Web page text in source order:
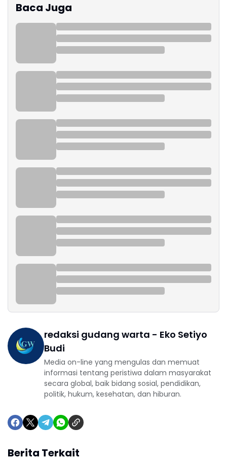
Baca Juga
redaksi gudang warta - Eko Setiyo
Budi
Media on-line yang mengulas dan memuat
informasi tentang peristiwa dalam masyarakat
secara global, baik bidang sosial, pendidikan,
politik, hukum, kesehatan, dan hiburan.
Berita Terkait